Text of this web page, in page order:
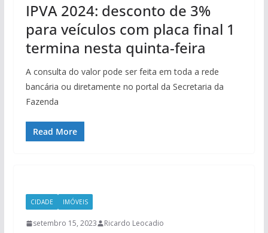
IPVA 2024: desconto de 3%
para veículos com placa final 1
termina nesta quinta-feira
A consulta do valor pode ser feita em toda a rede
bancária ou diretamente no portal da Secretaria da
Fazenda
Read More
CIDADE IMÓVEIS
setembro 15, 2023 Ricardo Leocadio